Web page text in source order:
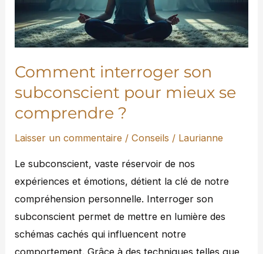
Comment interroger son
subconscient pour mieux se
comprendre ?
Laisser un commentaire /Conseils / Laurianne
Le subconscient, vaste réservoir de nos
expériences et émotions, détient la clé de notre
compréhension personnelle. Interroger son
subconscient permet de mettre en lumière des
schémas cachés qui influencent notre
comportement. Grâce à des techniques telles que
se
comprendre